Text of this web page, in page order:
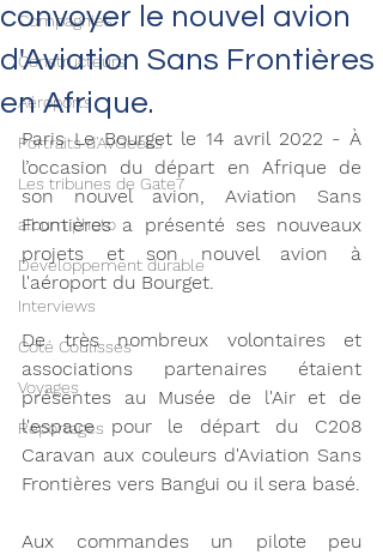
Compagnies
Constructeurs
Aéroports
Portraits d'AvGeeks
Les tribunes de Gate7
album photo
Développement durable
Interviews
Coté Coulisses
Voyages
Reportages
convoyer le nouvel avion
d'Aviation Sans Frontières
en Afrique.
Paris Le Bourget le 14 avril 2022 - À
l’occasion du départ en Afrique de
son nouvel avion, Aviation Sans
Frontières a présenté ses nouveaux
projets et son nouvel avion à
l'aéroport du Bourget.
De très nombreux volontaires et
associations partenaires étaient
présentes au Musée de l'Air et de
l'espace pour le départ du C208
Caravan aux couleurs d'Aviation Sans
Aux commandes un pilote peu